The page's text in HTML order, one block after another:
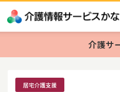
介護サ
居宅介護支援